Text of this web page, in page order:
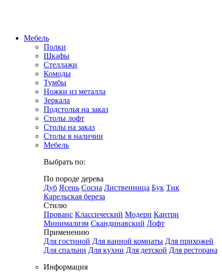
Мебель
Полки
Шкафы
Стеллажи
Комоды
Тумбы
Ножки из металла
Зеркала
Подстолья на заказ
Столы лофт
Столы на заказ
Столы в наличии
Мебель
Выбрать по:
По породе дерева
Дуб Ясень Сосна Лиственница Бук Тик
Карельская береза
Стилю
Прованс Классический Модерн Кантри
Минимализм Скандинавский Лофт
Применению
Для гостиной Для ванной комнаты Для прихожей
Для спальни Для кухни Для детской Для ресторана
Информация